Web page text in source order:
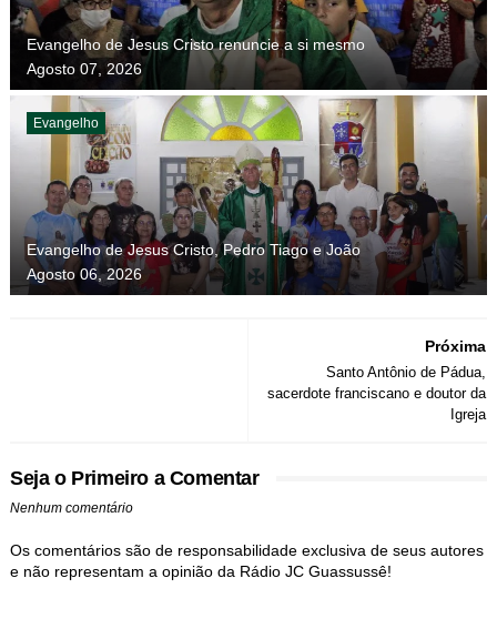
Evangelho de Jesus Cristo renuncie a si mesmo
Agosto 07, 2026
Evangelho
Evangelho de Jesus Cristo, Pedro Tiago e João
Agosto 06, 2026
Próxima
Santo Antônio de Pádua,
sacerdote franciscano e doutor da
Igreja
Seja o Primeiro a Comentar
Nenhum comentário
Os comentários são de responsabilidade exclusiva de seus autores
e não representam a opinião da Rádio JC Guassussê!